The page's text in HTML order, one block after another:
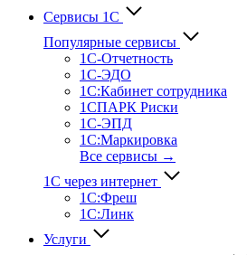
Сервисы 1С
Популярные сервисы
1С-Отчет­ность
1С-ЭДО
1С:Кабинет сотрудника
1СПАРК Риски
1С-ЭПД
1С:Маркировка
Все сервисы →
1С через интернет
1С:Фреш
1С:Линк
Услуги